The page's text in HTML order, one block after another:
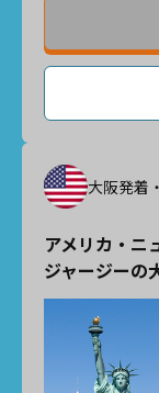
大阪発着
アメリカ・ニ
ジャージーの